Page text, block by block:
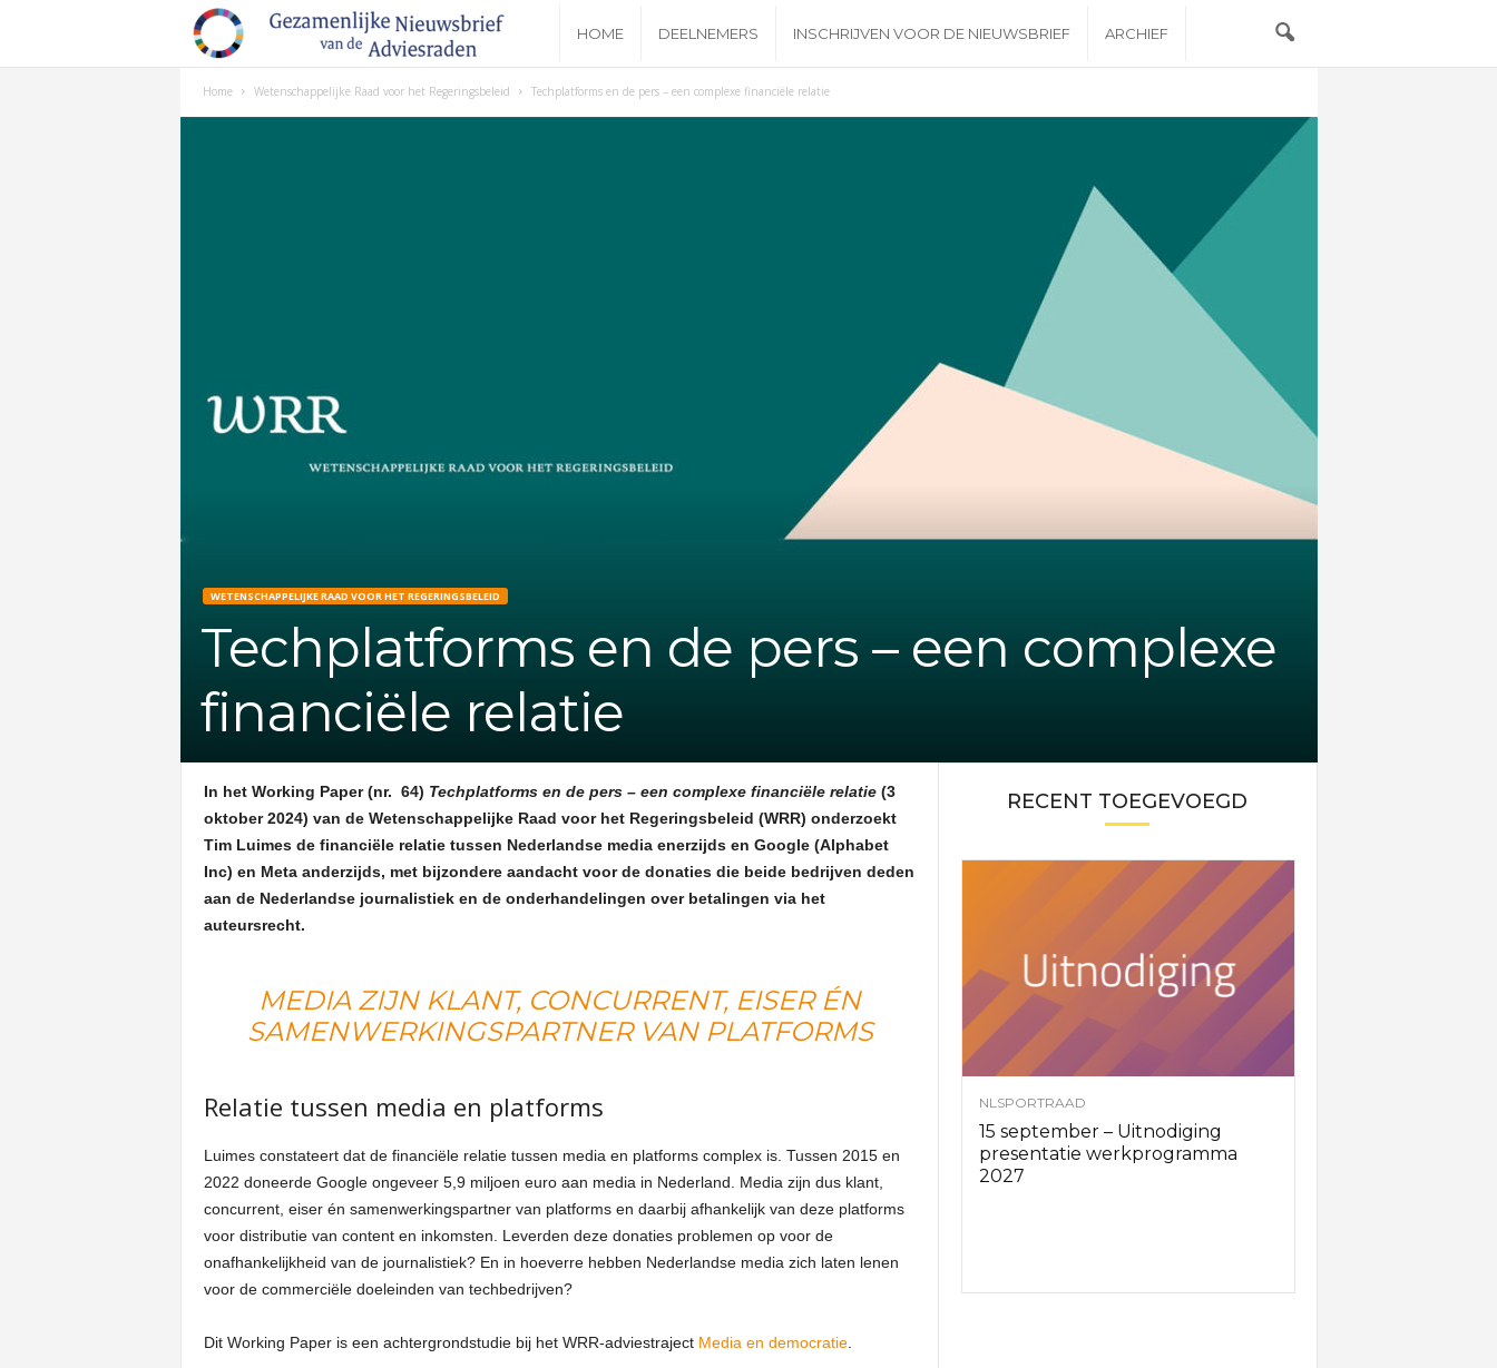
i
v
a
v
HOME DEELNEMERS INSCHRIJVEN VOOR DE NIEUWSBRIEF ARCHIEF
Home Wetenschappelijke Raad voor het Regeringsbeleid Techplatforms en de pers – een complexe financiële relatie
WETENSCHAPPELIJKE RAAD VOOR HET REGERINGSBELEID
Techplatforms en de pers – een complexe
financiële relatie
In het Working Paper (nr. 64) Techplatforms en de pers – een complexe financiële relatie (3
oktober 2024) van de Wetenschappelijke Raad voor het Regeringsbeleid (WRR) onderzoekt
Tim Luimes de financiële relatie tussen Nederlandse media enerzijds en Google (Alphabet
Inc) en Meta anderzijds, met bijzondere aandacht voor de donaties die beide bedrijven deden
aan de Nederlandse journalistiek en de onderhandelingen over betalingen via het
auteursrecht.
MEDIA ZIJN KLANT, CONCURRENT, EISER ÉN
SAMENWERKINGSPARTNER VAN PLATFORMS
Relatie tussen media en platforms
Luimes constateert dat de financiële relatie tussen media en platforms complex is. Tussen 2015 en
2022 doneerde Google ongeveer 5,9 miljoen euro aan media in Nederland. Media zijn dus klant,
concurrent, eiser én samenwerkingspartner van platforms en daarbij afhankelijk van deze platforms
voor distributie van content en inkomsten. Leverden deze donaties problemen op voor de
onafhankelijkheid van de journalistiek? En in hoeverre hebben Nederlandse media zich laten lenen
voor de commerciële doeleinden van techbedrijven?
Dit Working Paper is een achtergrondstudie bij het WRR-adviestraject Media en democratie.
RECENT TOEGEVOEGD
NLSPORTRAAD
15 september – Uitnodiging
presentatie werkprogramma
2027